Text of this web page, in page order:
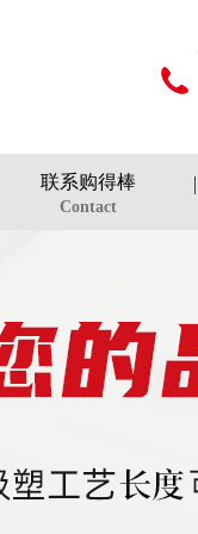
联系购得棒
Contact